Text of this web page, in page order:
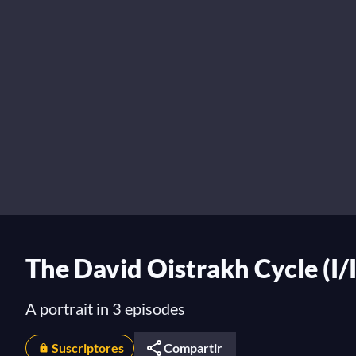
The David Oistrakh Cycle
A portrait in 3 episodes
Suscriptores Compartir